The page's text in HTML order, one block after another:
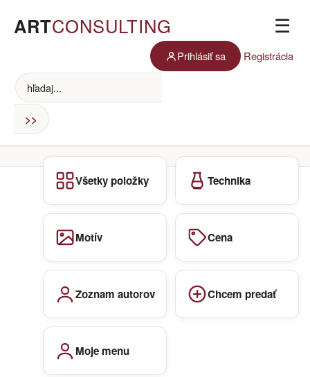
ARTCONSULTING ☰
Prihlásiť sa Registrácia
Všetky položky Technika
Motív Cena
Zoznam autorov Chcem predať
Moje menu